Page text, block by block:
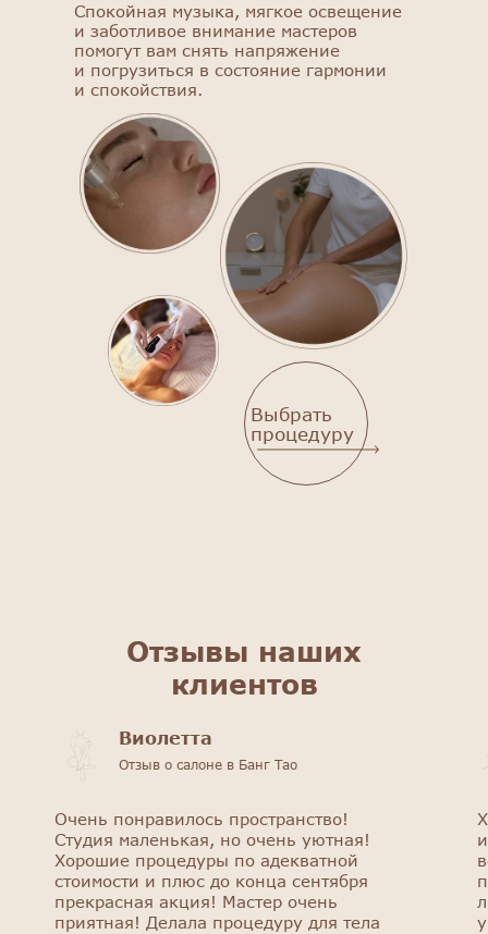
Спокойная музыка, мягкое освещение
и заботливое внимание мастеров
помогут вам снять напряжение
и погрузиться в состояние гармонии
и спокойствия.
Выбрать
процедуру
Отзывы наших
клиентов
Виолетта
Отзыв о салоне в Банг Тао
Очень понравилось пространство!
Студия маленькая, но очень уютная!
Хорошие процедуры по адекватной
стоимости и плюс до конца сентября
прекрасная акция! Мастер очень
приятная! Делала процедуру для тела